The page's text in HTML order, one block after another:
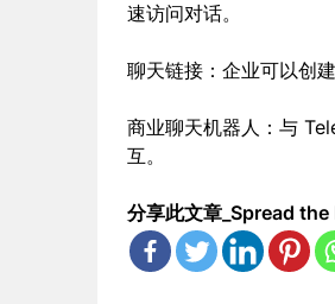
速访问对话。
聊天链接：企业可以创
商业聊天机器人：与
互。
分享此文章_Spread